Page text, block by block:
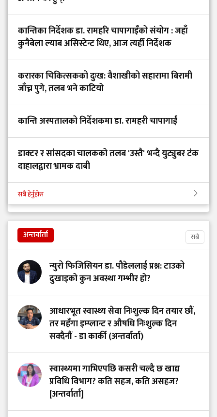
कान्तिका निर्देशक डा. रामहरि चापागाइँको संयोग : जहाँ
कुनैबेला ल्याब असिस्टेन्ट थिए, आज त्यहीँ निर्देशक
करारका चिकित्सकको दुःख: वैशाखीको सहारामा बिरामी
जाँच्न पुगे, तलब भने काटियो
कान्ति अस्पतालको निर्देशकमा डा. रामहरी चापागाईं
डाक्टर र सांसदका चालकको तलब 'उस्तै' भन्दै युट्युबर टंक
दाहालद्वारा भ्रामक दाबी
सबै हेर्नुहोस
अन्तर्वार्ता सबै
न्युरो फिजिसियन डा. पौडेललाई प्रश्न: टाउको
दुखाइको कुन अवस्था गम्भीर हो?
आधारभूत स्वास्थ्य सेवा निःशुल्क दिन तयार छौं,
तर महँगा इम्प्लान्ट र औषधि निःशुल्क दिन
सक्दैनौं - डा कार्की (अन्तर्वार्ता)
स्वास्थ्यमा गाभिएपछि कसरी चल्दै छ खाद्य
प्रविधि विभाग? कति सहज, कति असहज?
[अन्तर्वार्ता]